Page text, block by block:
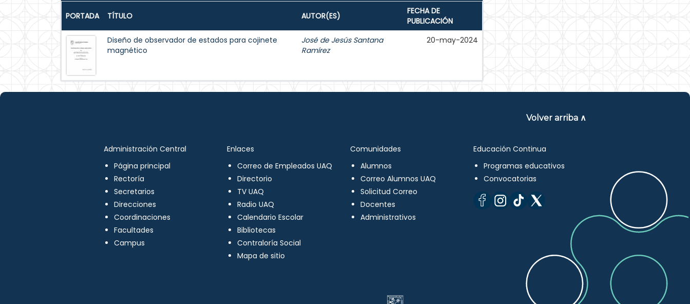
PORTADA TÍTULO AUTOR(ES)
FECHA DE
PUBLICACIÓN
Diseño de observador de estados para cojinete
magnético
José de Jesús Santana
Ramírez
20-may-2024
Volver arriba ∧
Administración Central
Página principal
Rectoría
Secretarios
Direcciones
Coordinaciones
Facultades
Campus
Enlaces
Correo de Empleados UAQ
Directorio
TV UAQ
Radio UAQ
Calendario Escolar
Bibliotecas
Contraloría Social
Mapa de sitio
Comunidades
Alumnos
Correo Alumnos UAQ
Solicitud Correo
Docentes
Administrativos
Educación Continua
Programas educativos
Convocatorias